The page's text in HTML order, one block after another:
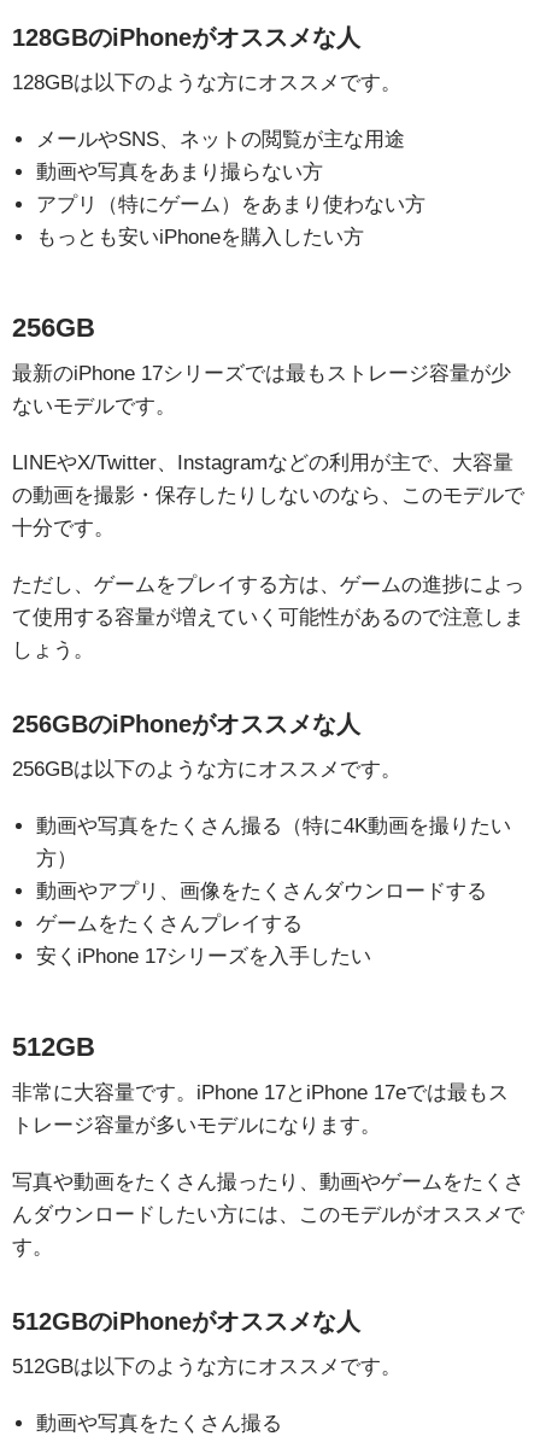
128GBのiPhoneがオススメな人
128GBは以下のような方にオススメです。
メールやSNS、ネットの閲覧が主な用途
動画や写真をあまり撮らない方
アプリ（特にゲーム）をあまり使わない方
もっとも安いiPhoneを購入したい方
256GB
最新のiPhone 17シリーズでは最もストレージ容量が少
ないモデルです。
LINEやX/Twitter、Instagramなどの利用が主で、大容量
の動画を撮影・保存したりしないのなら、このモデルで
十分です。
ただし、ゲームをプレイする方は、ゲームの進捗によっ
て使用する容量が増えていく可能性があるので注意しま
しょう。
256GBのiPhoneがオススメな人
256GBは以下のような方にオススメです。
動画や写真をたくさん撮る（特に4K動画を撮りたい
方）
動画やアプリ、画像をたくさんダウンロードする
ゲームをたくさんプレイする
安くiPhone 17シリーズを入手したい
512GB
非常に大容量です。iPhone 17とiPhone 17eでは最もス
トレージ容量が多いモデルになります。
写真や動画をたくさん撮ったり、動画やゲームをたくさ
んダウンロードしたい方には、このモデルがオススメで
す。
512GBのiPhoneがオススメな人
512GBは以下のような方にオススメです。
動画や写真をたくさん撮る